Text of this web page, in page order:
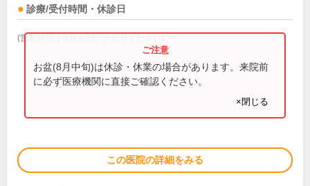
診療/受付時間・休診日
(営業時間は直接お問い合わせください)
お盆(8月中旬)は休診・休業の場合があります。来院前
に必ず医療機関に直接ご確認ください。
×閉じる
この医院の詳細をみる